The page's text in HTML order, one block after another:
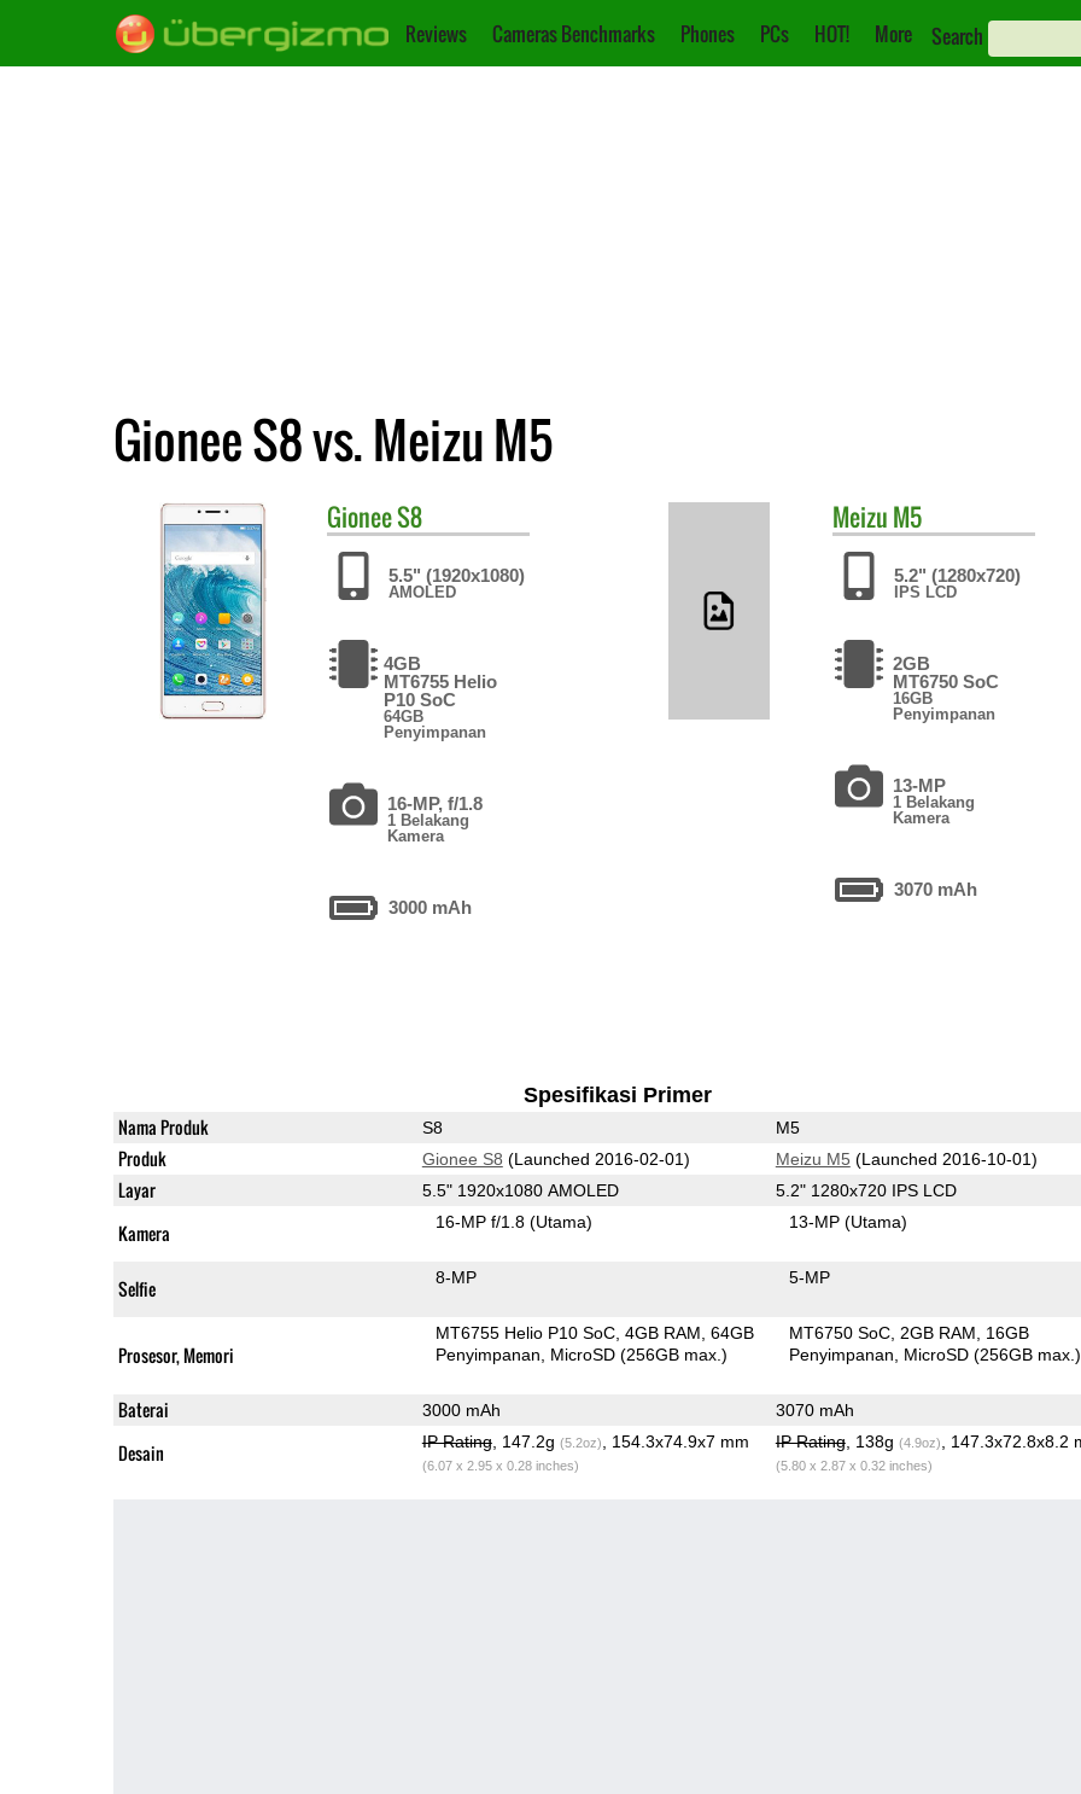
Reviews Cameras Benchmarks Phones PCs HOT! More Search
Gionee S8 vs. Meizu M5
GioneeS8
5.5" (1920x1080)
AMOLED
4GB
MT6755 Helio
P10 SoC
64GB
Penyimpanan
16-MP, f/1.8
1 Belakang
Kamera
3000 mAh
Meizu M5
5.2" (1280x720)
IPS LCD
2GB
MT6750 SoC
16GB
Penyimpanan
13-MP
1 Belakang
Kamera
3070 mAh
Spesifikasi Primer
Nama Produk S8 M5
Produk Gionee S8 (Launched 2016-02-01) Meizu M5 (Launched 2016-10-01)
Layar 5.5" 1920x1080 AMOLED 5.2" 1280x720 IPS LCD
Kamera 16-MP f/1.8(Utama) 13-MP(Utama)
Selfie 8-MP 5-MP
Prosesor, Memori
MT6755 Helio P10 SoC 4GB RAM 64GB
Penyimpanan
MicroSD (256GB max.)
MT6750 SoC 2GB RAM
16GB
Penyimpanan
MicroSD (256GB max.)
Baterai 3000 mAh 3070 mAh
Desain IP Rating, 147.2g (5.2oz) , 154.3x74.9x7 mm
(6.07 x 2.95 x 0.28 inches)
IP Rating, 138g (4.9oz) , 147.3x72.8x8.2
(5.80 x 2.87 x 0.32 inches)